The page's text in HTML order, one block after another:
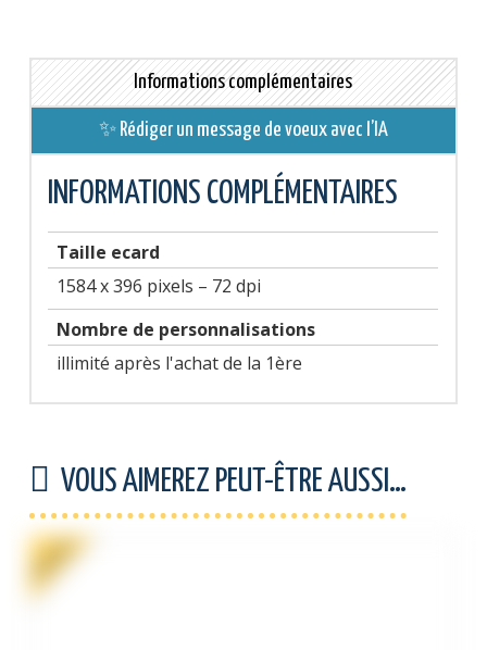
Informations complémentaires
✨ Rédiger un message de voeux avec l’IA
INFORMATIONS COMPLÉMENTAIRES
Taille ecard
1584 x 396 pixels – 72 dpi
Nombre de personnalisations
illimité après l'achat de la 1ère
VOUS AIMEREZ PEUT-ÊTRE AUSSI…
PROMO !